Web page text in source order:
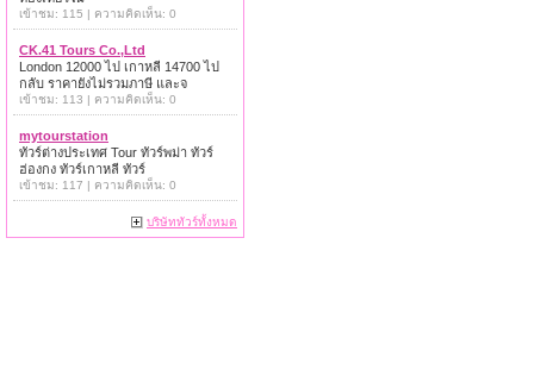
เข้าชม: 115 | ความคิดเห็น: 0
CK.41 Tours Co.,Ltd
London 12000 ไป เกาหลี 14700 ไป
กลับ ราคายังไม่รวมภาษี และจ
เข้าชม: 113 | ความคิดเห็น: 0
mytourstation
ทัวร์ต่างประเทศ Tour ทัวร์พม่า ทัวร์
ฮ่องกง ทัวร์เกาหลี ทัวร์
เข้าชม: 117 | ความคิดเห็น: 0
บริษัททัวร์ทั้งหมด